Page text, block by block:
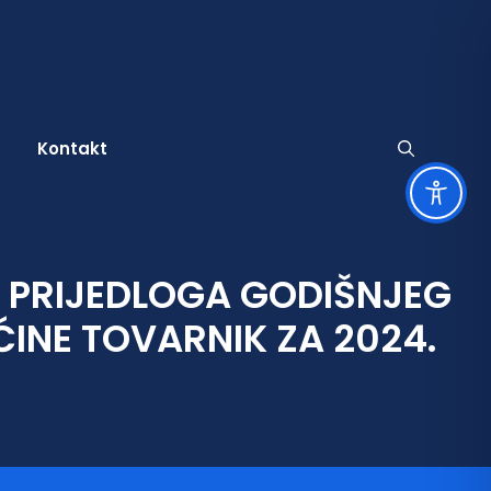
obavijesti
za udruge
osobe
Kontakt
GODIŠNJEG
TOVARNIK ZA 2024.